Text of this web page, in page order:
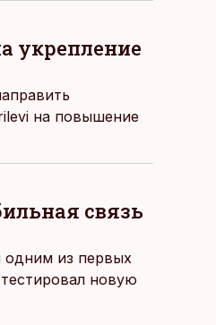
укрепление
на повышение
связь
одним из первых
новую